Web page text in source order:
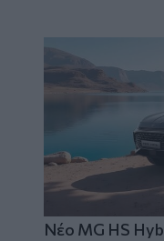
Νέο MG HS